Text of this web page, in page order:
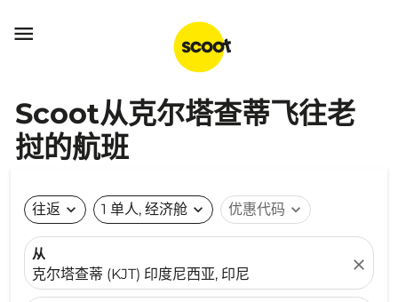

Scoot从克尔塔查蒂飞往老
挝的航班
往返 expand_more 1 单人, 经济舱 expand_more 优惠代码 expand_more
从
克尔塔查蒂 (KJT) 印度尼西亚, 印尼
close